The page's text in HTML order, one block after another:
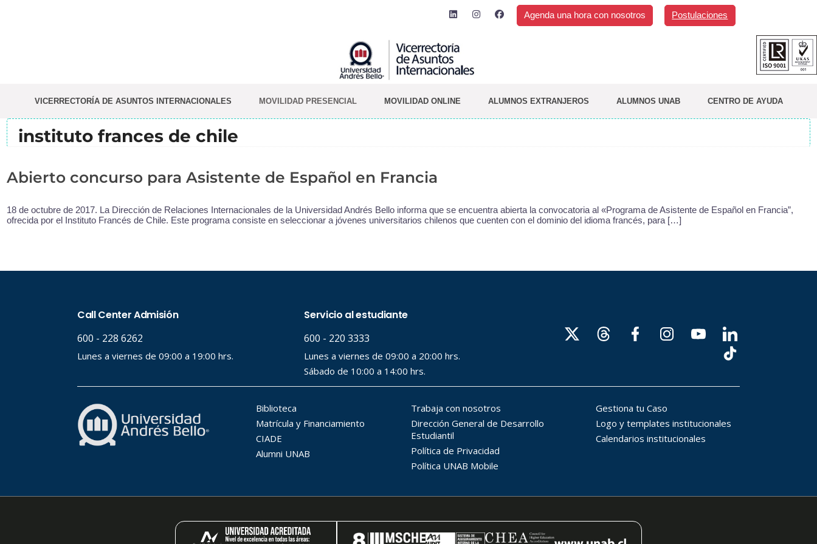
Agenda una hora con nosotros Postulaciones
VICERRECTORÍA DE ASUNTOS INTERNACIONALES MOVILIDAD PRESENCIAL MOVILIDAD ONLINE ALUMNOS EXTRANJEROS ALUMNOS UNAB CENTRO DE AYUDA
instituto frances de chile
Abierto concurso para Asistente de Español en Francia
18 de octubre de 2017. La Dirección de Relaciones Internacionales de la Universidad Andrés Bello informa que se encuentra abierta la convocatoria al «Programa de Asistente de Español en Francia”,
ofrecida por el Instituto Francés de Chile. Este programa consiste en seleccionar a jóvenes universitarios chilenos que cuenten con el dominio del idioma francés, para […]